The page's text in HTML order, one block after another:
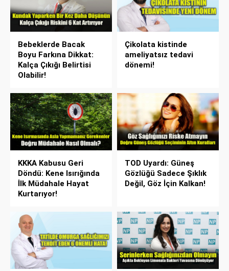
Bebeklerde Bacak
Boyu Farkına Dikkat:
Kalça Çıkığı Belirtisi
Olabilir!
Çikolata kistinde
ameliyatsız tedavi
dönemi!
KKKA Kabusu Geri
Döndü: Kene Isırığında
İlk Müdahale Hayat
Kurtarıyor!
TOD Uyardı: Güneş
Gözlüğü Sadece Şıklık
Değil, Göz İçin Kalkan!